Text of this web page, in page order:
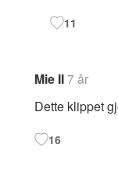
11
Mie II7 år
Dette klippet
16